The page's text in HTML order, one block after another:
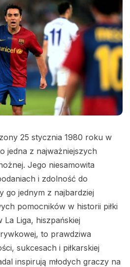
25 stycznia 1980 roku w
jedna z najważniejszych
Jego niesamowita
i zdolność do
go jednym z najbardziej
pomocników w historii piłki
Liga, hiszpańskiej
to prawdziwa
sukcesach i piłkarskiej
inspirują młodych graczy na